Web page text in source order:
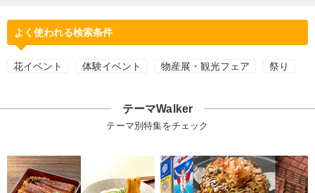
よく使われる検索条件
花イベント 体験イベント 物産展・観光フェア 祭り
テーマWalker
テーマ別特集をチェック